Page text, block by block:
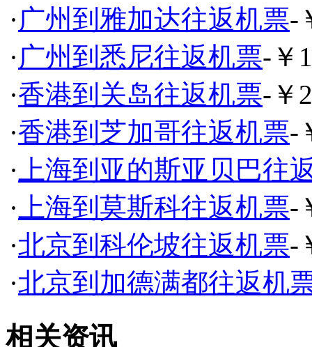
·广州到雅加达往返机票-
·广州到悉尼往返机票-￥
·香港到关岛往返机票-￥
·香港到芝加哥往返机票-
· 上海到亚的斯亚贝巴往
· 上海到莫斯科往返机票-
·北京到科伦坡往返机票-
·北京到加德满都往返机
相关资讯